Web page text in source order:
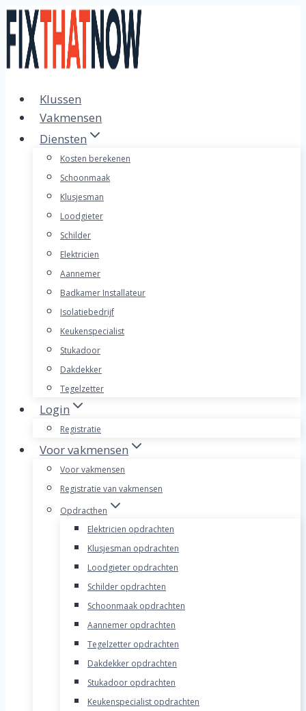
Doorgaan
naar
inhoud
Klussen
Vakmensen
Diensten
Kosten berekenen
Schoonmaak
Klusjesman
Loodgieter
Schilder
Elektricien
Aannemer
Badkamer Installateur
Isolatiebedrijf
Keukenspecialist
Stukadoor
Dakdekker
Tegelzetter
Login
Registratie
Voor vakmensen
Voor vakmensen
Registratie van vakmensen
Opdracthen
Elektricien opdrachten
Klusjesman opdrachten
Loodgieter opdrachten
Schilder opdrachten
Schoonmaak opdrachten
Aannemer opdrachten
Tegelzetter opdrachten
Dakdekker opdrachten
Stukadoor opdrachten
Keukenspecialist opdrachten